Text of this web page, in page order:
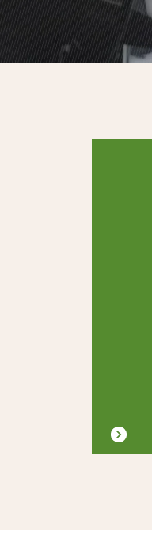
Item